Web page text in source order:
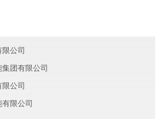
公司
团有限公司
公司
限公司